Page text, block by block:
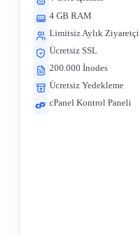
4 GB RAM
Limitsiz Aylık Ziyaretçi
Ücretsiz SSL
200.000 İnodes
Ücretsiz Yedekleme
cPanel Kontrol Paneli